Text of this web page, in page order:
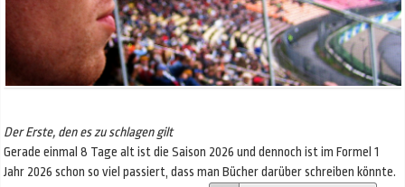
Der Erste, den es zu schlagen gilt
Gerade einmal 8 Tage alt ist die Saison 2026 und dennoch ist im Formel 1
Jahr 2026 schon so viel passiert, dass man Bücher darüber schreiben könnte.